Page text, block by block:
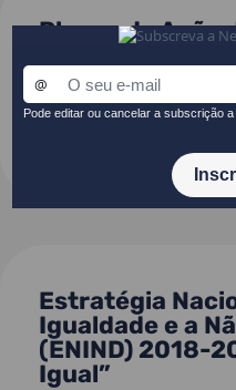
Planos de Ação
Nacional para
Discriminação –
Estratégia
Igualdade e a
(ENIND) 2018-
Igual”